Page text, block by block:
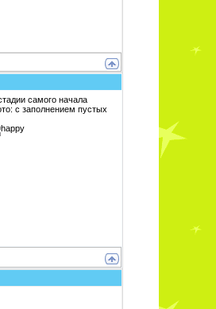
самого начала
с заполнением пустых